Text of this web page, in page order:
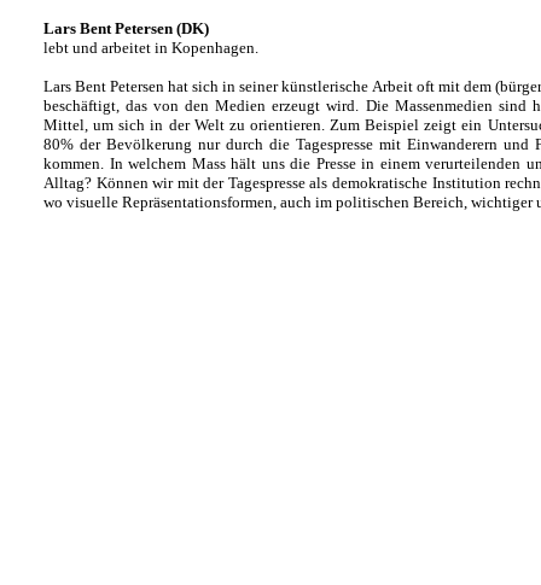
Lars Bent Petersen (DK)
lebt und arbeitet in Kopenhagen.
Lars Bent Petersen hat sich in seiner künstlerische Arbeit oft mit dem
beschäftigt, das von den Medien erzeugt wird. Die Massenmedien sind
Mittel, um sich in der Welt zu orientieren. Zum Beispiel zeigt ein
80% der Bevölkerung nur durch die Tagespresse mit Einwanderern und
kommen. In welchem Mass hält uns die Presse in einem verurteilenden
Alltag? Können wir mit der Tagespresse als demokratische Institution
wo visuelle Repräsentationsformen, auch im politischen Bereich, wichtiger